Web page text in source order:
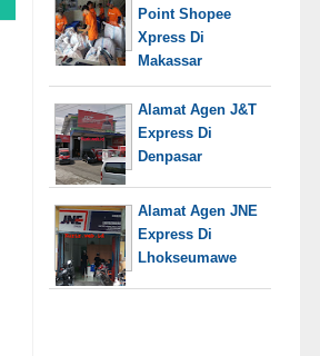
Point Shopee
Xpress Di
Makassar
Alamat Agen J&T
Express Di
Denpasar
Alamat Agen JNE
Express Di
Lhokseumawe